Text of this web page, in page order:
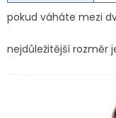
pokud váháte mezi
nejdůležitější rozměr